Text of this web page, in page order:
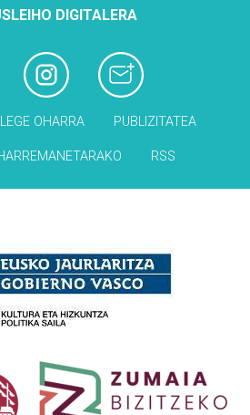
DIGITALERA
LEGE OHARRA PUBLIZITATEA
RSS